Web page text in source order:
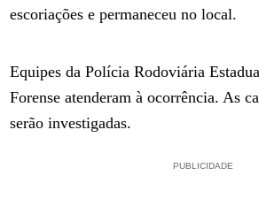
escoriações e permaneceu no local.
Equipes da Polícia Rodoviária
Forense atenderam à ocorrência. As
serão investigadas.
PUBLICIDADE